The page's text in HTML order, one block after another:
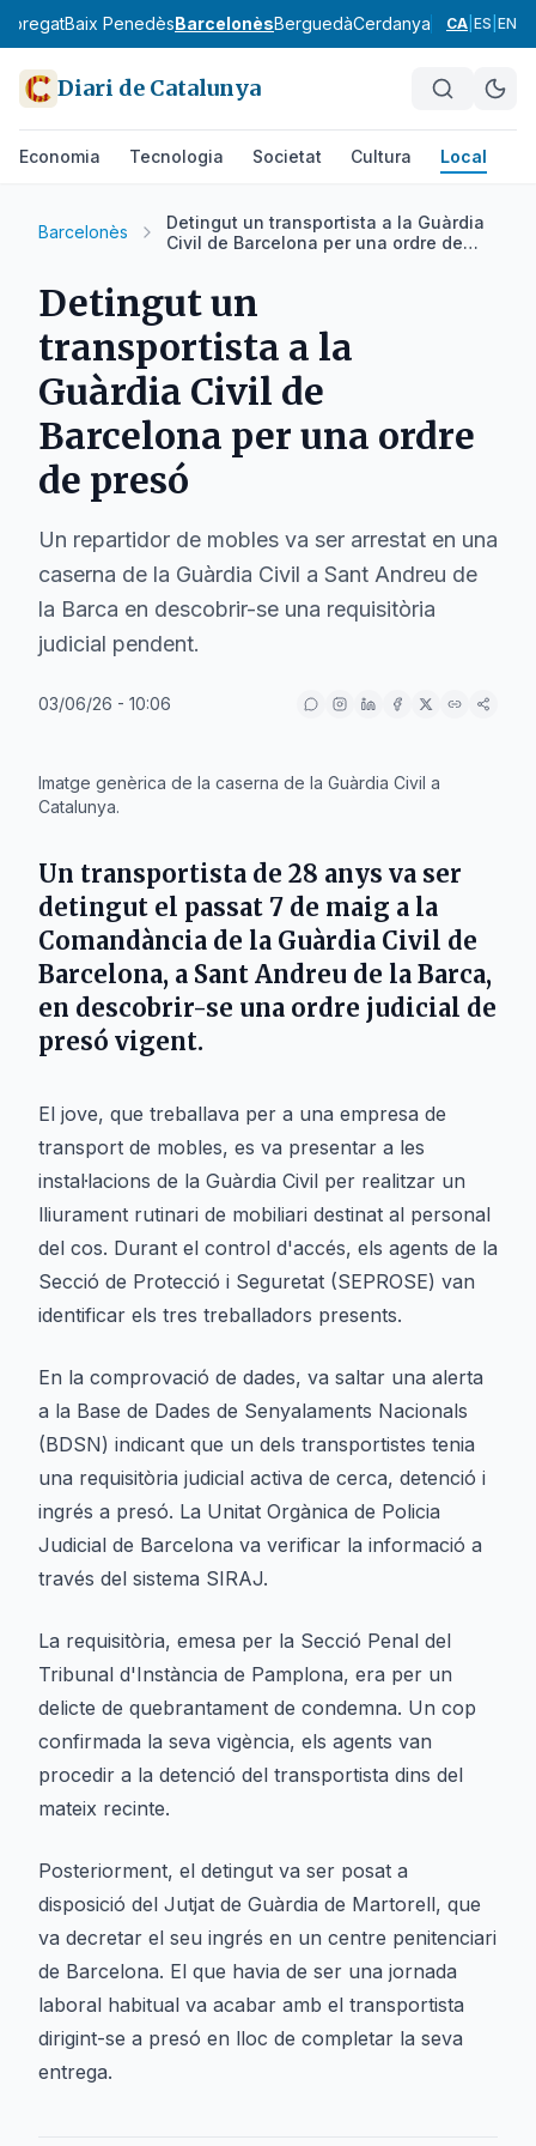
Baix PenedèsBarcelonèsBerguedàCerdanya Conca de
CA ES EN
Diari de Catalunya
Economia Tecnologia Societat Cultura Local
Barcelonès
Detingut un transportista a la Guàrdia
Civil de Barcelona per una ordre de
Detingut un
transportista a la
Guàrdia Civil de
Barcelona per una ordre
de presó
Un repartidor de mobles va ser arrestat en una
caserna de la Guàrdia Civil a Sant Andreu de
la Barca en descobrir-se una requisitòria
judicial pendent.
03/06/26 - 10:06
Imatge genèrica de la caserna de la Guàrdia Civil a
Catalunya.
Un transportista de 28 anys va ser
detingut el passat 7 de maig a la
Comandància de la Guàrdia Civil de
Barcelona, a Sant Andreu de la Barca,
en descobrir-se una ordre judicial de
presó vigent.
El jove, que treballava per a una empresa de
transport de mobles, es va presentar a les
instal·lacions de la Guàrdia Civil per realitzar un
lliurament rutinari de mobiliari destinat al personal
del cos. Durant el control d'accés, els agents de la
Secció de Protecció i Seguretat (SEPROSE) van
identificar els tres treballadors presents.
En la comprovació de dades, va saltar una alerta
a la Base de Dades de Senyalaments Nacionals
(BDSN) indicant que un dels transportistes tenia
una requisitòria judicial activa de cerca, detenció i
ingrés a presó. La Unitat Orgànica de Policia
Judicial de Barcelona va verificar la informació a
través del sistema SIRAJ.
La requisitòria, emesa per la Secció Penal del
Tribunal d'Instància de Pamplona, era per un
delicte de quebrantament de condemna. Un cop
confirmada la seva vigència, els agents van
procedir a la detenció del transportista dins del
mateix recinte.
Posteriorment, el detingut va ser posat a
disposició del Jutjat de Guàrdia de Martorell, que
va decretar el seu ingrés en un centre penitenciari
de Barcelona. El que havia de ser una jornada
laboral habitual va acabar amb el transportista
dirigint-se a presó en lloc de completar la seva
entrega.